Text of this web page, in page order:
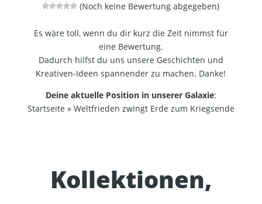
(Noch keine Bewertung abgegeben)
Es wäre toll, wenn du dir kurz die Zeit nimmst für
eine Bewertung.
Dadurch hilfst du uns unsere Geschichten und
Kreativen-Ideen spannender zu machen. Danke!
Deine aktuelle Position in unserer Galaxie:
Startseite » Weltfrieden zwingt Erde zum Kriegsende
Kollektionen,